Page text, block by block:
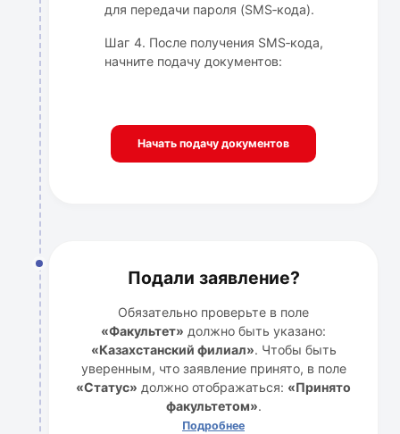
для передачи пароля (SMS‑кода).
Шаг 4. После получения SMS‑кода,
начните подачу документов:
Начать подачу документов
Подали заявление?
Обязательно проверьте в поле
«Факультет» должно быть указано:
«Казахстанский филиал». Чтобы быть
уверенным, что заявление принято, в поле
«Статус» должно отображаться: «Принято
факультетом».
Подробнее